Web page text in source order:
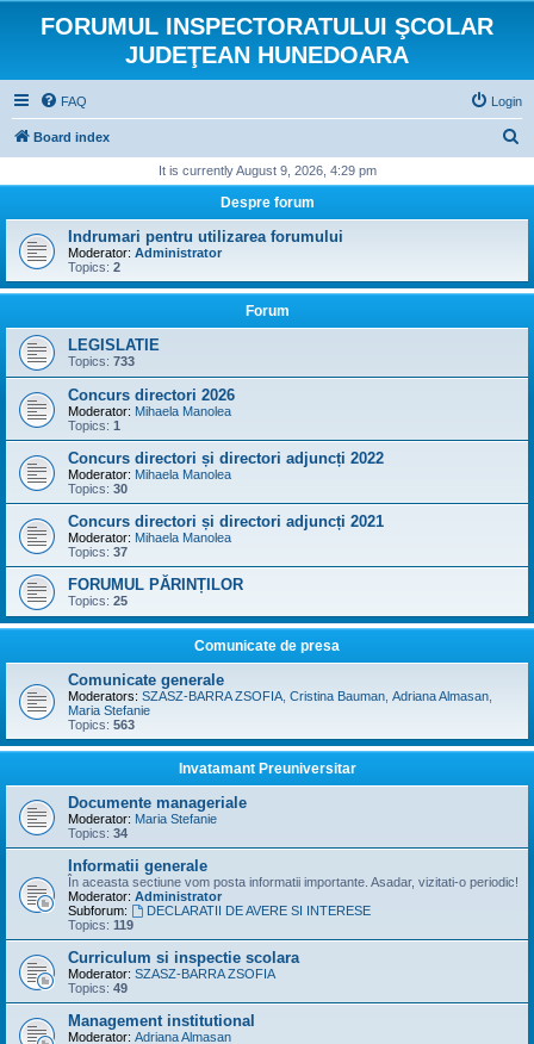
FORUMUL INSPECTORATULUI ŞCOLAR
JUDEŢEAN HUNEDOARA
FAQ Login
Board index
r
h
It is currently August 9, 2026, 4:29 pm
Despre forum
Indrumari pentru utilizarea forumului
Moderator: Administrator
Topics: 2
Forum
LEGISLATIE
Topics: 733
Concurs directori 2026
Moderator: Mihaela Manolea
Topics: 1
Concurs directori și directori adjuncți 2022
Moderator: Mihaela Manolea
Topics: 30
Concurs directori și directori adjuncți 2021
Moderator: Mihaela Manolea
Topics: 37
FORUMUL PĂRINȚILOR
Topics: 25
Comunicate de presa
Comunicate generale
Moderators: SZASZ-BARRA ZSOFIA Cristina Bauman Adriana Almasan
Maria Stefanie
Topics: 563
Invatamant Preuniversitar
Documente manageriale
Moderator: Maria Stefanie
Topics: 34
Informatii generale
În aceasta sectiune vom posta informatii importante. Asadar, vizitati-o periodic!
Moderator: Administrator
Subforum:
DECLARATII DE AVERE SI INTERESE
Topics: 119
Curriculum si inspectie scolara
Moderator: SZASZ-BARRA ZSOFIA
Topics: 49
Management institutional
Moderator: Adriana Almasan